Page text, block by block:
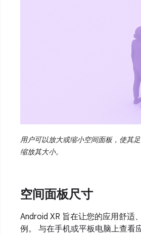
用户可以放大或缩小空间面板，使其
缩放其大小。
空间面板尺寸
Android XR 旨在让您的应用舒适
例。 与在手机或平板电脑上查看